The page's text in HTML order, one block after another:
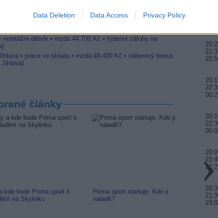
Data Deletion Data Access Privacy Policy
(Jihlava, okres Jihlava)
• CNC operátor• mzda 48.400 Kč • náborový bonus
montážní dělník • mzda 44.700 Kč • týdenní zálohy na
• práce ve skladu • mzda 48.400 Kč • náborový bonus
Jihlava)
články
kde bude Prima sport k
na Skylinku
Prima sport startuje. Kde ji
naladit?
na